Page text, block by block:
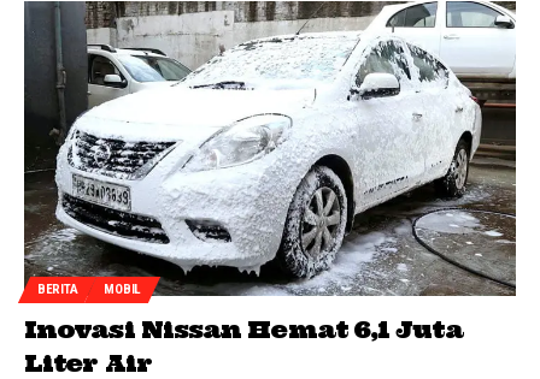
BERITA MOBIL
Inovasi Nissan Hemat 6,1 Juta
Liter Air